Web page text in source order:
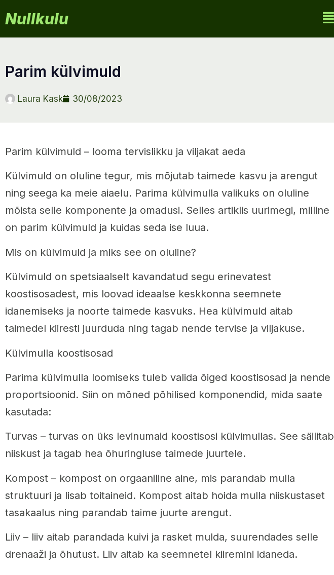
Nullkulu
parim külvimuld
Laura Kask 30/08/2023
Parim külvimuld – looma tervislikku ja viljakat aeda
Külvimuld on oluline tegur, mis mõjutab taimede kasvu ja arengut
ning seega ka meie aiaelu. Parima külvimulla valikuks on oluline
mõista selle komponente ja omadusi. Selles artiklis uurimegi, milline
on parim külvimuld ja kuidas seda ise luua.
Mis on külvimuld ja miks see on oluline?
Külvimuld on spetsiaalselt kavandatud segu erinevatest
koostisosadest, mis loovad ideaalse keskkonna seemnete
idanemiseks ja noorte taimede kasvuks. Hea külvimuld aitab
taimedel kiiresti juurduda ning tagab nende tervise ja viljakuse.
Külvimulla koostisosad
Parima külvimulla loomiseks tuleb valida õiged koostisosad ja nende
proportsioonid. Siin on mõned põhilised komponendid, mida saate
kasutada:
Turvas – turvas on üks levinumaid koostisosi külvimullas. See säilitab
niiskust ja tagab hea õhuringluse taimede juurtele.
Kompost – kompost on orgaaniline aine, mis parandab mulla
struktuuri ja lisab toitaineid. Kompost aitab hoida mulla niiskustaset
tasakaalus ning parandab taime juurte arengut.
Liiv – liiv aitab parandada kuivi ja rasket mulda, suurendades selle
drenaaži ja õhutust. Liiv aitab ka seemnetel kiiremini idaneda.